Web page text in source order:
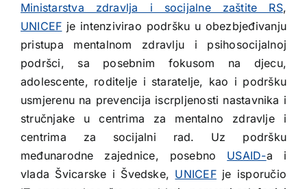
Ministarstva zdravlja i socijalne zaštite RS,
UNICEF je intenzivirao podršku u obezbjeđivanju
pristupa mentalnom zdravlju i psihosocijalnoj
podršci, sa posebnim fokusom na djecu,
adolescente, roditelje i staratelje, kao i podršku
usmjerenu na prevencija iscrpljenosti nastavnika i
stručnjake u centrima za mentalno zdravlje i
centrima za socijalni rad. Uz podršku
međunarodne zajednice, posebno USAID-a i
vlada Švicarske i Švedske, UNICEFje isporučio